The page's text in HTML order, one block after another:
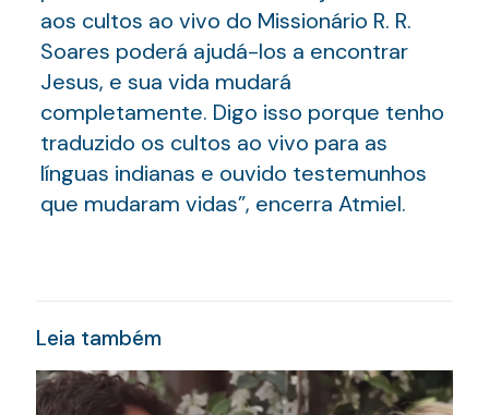
aos cultos ao vivo do Missionário R. R.
Soares poderá ajudá-los a encontrar
Jesus, e sua vida mudará
completamente. Digo isso porque tenho
traduzido os cultos ao vivo para as
línguas indianas e ouvido testemunhos
que mudaram vidas”, encerra Atmiel.
Leia também